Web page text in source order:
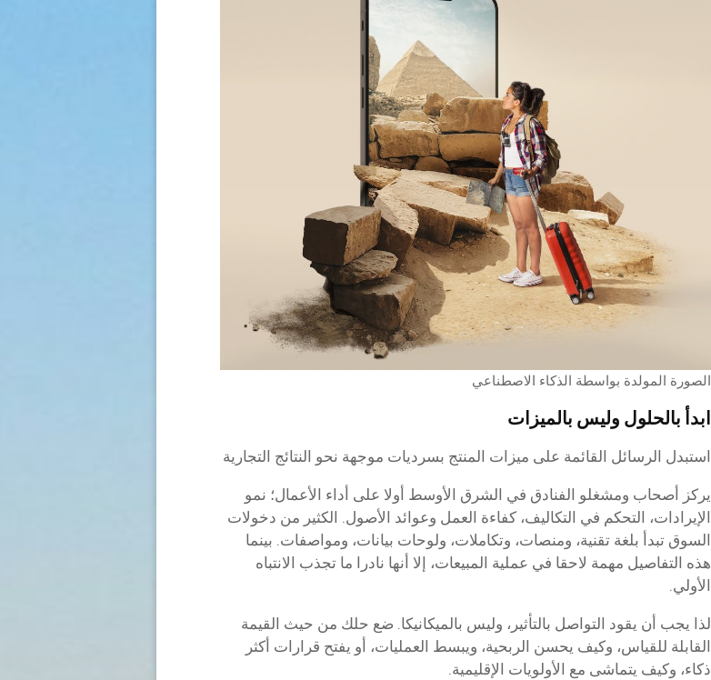
الصورة المولدة بواسطة الذكاء الاصطناعي
ابدأ بالحلول وليس بالميزات
استبدل الرسائل القائمة على ميزات المنتج بسرديات موجهة نحو النتائج التجارية
يركز أصحاب ومشغلو الفنادق في الشرق الأوسط أولا على أداء الأعمال؛ نمو
الإيرادات، التحكم في التكاليف، كفاءة العمل وعوائد الأصول. الكثير من دخولات
السوق تبدأ بلغة تقنية، ومنصات، وتكاملات، ولوحات بيانات، ومواصفات. بينما
هذه التفاصيل مهمة لاحقا في عملية المبيعات، إلا أنها نادرا ما تجذب الانتباه
الأولي.
لذا يجب أن يقود التواصل بالتأثير، وليس بالميكانيكا. ضع حلك من حيث القيمة
القابلة للقياس، وكيف يحسن الربحية، ويبسط العمليات، أو يفتح قرارات أكثر
ذكاء، وكيف يتماشى مع الأولويات الإقليمية.